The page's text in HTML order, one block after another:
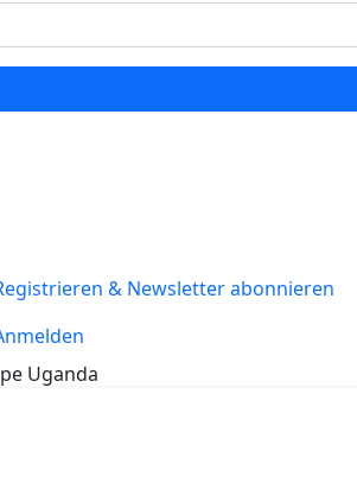
& Newsletter abonnieren
Uganda